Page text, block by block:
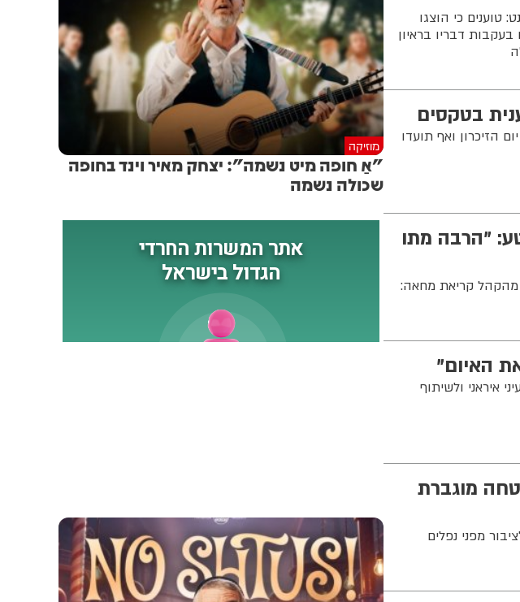
טוענים כי הוצגו
ופיצוי כספי של 50 אלף שקלים בעקבות דבריו בראיון
בטקסים
הזיכרון ואף תועדו
"הרבה מתו
קריאת מחאה:
האיום"
איראני ולשיתוף
מוגברת
מפני נפלים
מוזיקה
"אַ חופה מיט נשמה": יצחק מאיר וינד בחופה
שכולה נשמה